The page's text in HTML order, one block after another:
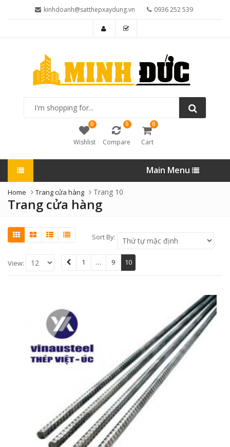
kinhdoanh@satthepxaydung.vn 0936 252 539
shopping
0
Wishlist
0
Compare
0
Cart
Main Menu
Home Trang cửa hàng Trang 10
Trang cửa hàng
Sort By:
View: 1 … 9 10